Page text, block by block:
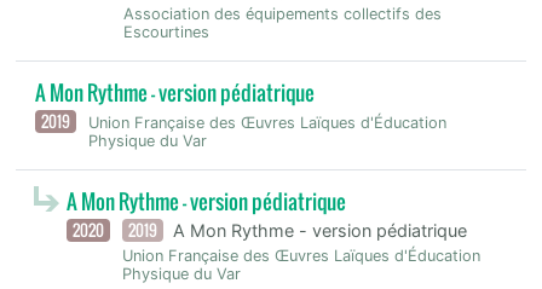
Association des équipements collectifs des
Escourtines
A Mon Rythme - version pédiatrique
2019
Union Française des Œuvres Laïques d'Éducation
Physique du Var
A Mon Rythme - version pédiatrique
2020 2019 A Mon Rythme - version pédiatrique
Union Française des Œuvres Laïques d'Éducation
Physique du Var